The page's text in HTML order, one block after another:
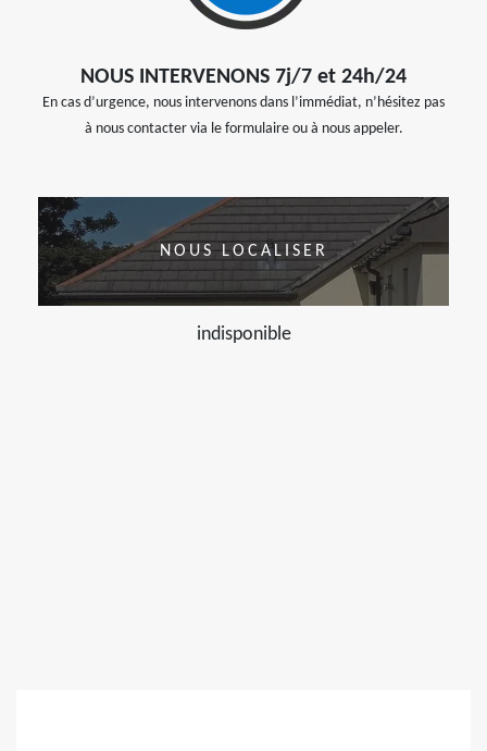
NOUS INTERVENONS 7j/7 et 24h/24
En cas d’urgence, nous intervenons dans l’immédiat, n’hésitez pas
à nous contacter via le formulaire ou à nous appeler.
NOUS LOCALISER
indisponible